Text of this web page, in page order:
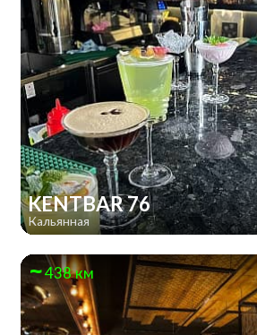
KENTBAR 76
Кальянная
438 км